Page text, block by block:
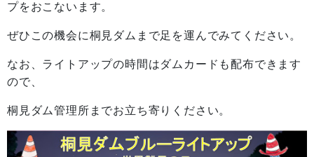
プをおこないます。
ぜひこの機会に桐見ダムまで足を運んでみてください。
なお、ライトアップの時間はダムカードも配布できます
ので、
桐見ダム管理所までお立ち寄りください。